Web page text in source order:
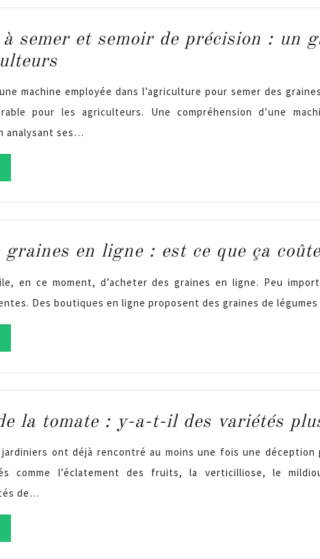
semer et semoir de précision : un
machine employée dans l’agriculture pour semer des
pour les agriculteurs. Une compréhension d’une
analysant ses…
graines en ligne : est ce que ça
en ce moment, d’acheter des graines en ligne. Peu
Des boutiques en ligne proposent des graines de
la tomate : y-a-t-il des variétés
ont déjà rencontré au moins une fois une
comme l’éclatement des fruits, la verticilliose, le
de…